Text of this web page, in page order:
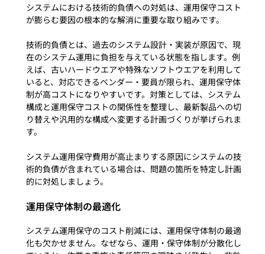
システムにおける技術的負債への対処は、運用保守コスト
が膨らむ要因の根本的な解消に重要な取り組みです。
技術的負債とは、過去のシステム設計・実装が原因で、現
在のシステム運用に負担を与えている状態を指します。例
えば、古いハードウエアや特殊なソフトウエアを利用して
いると、対応できるベンダー・要員が限られ、運用保守体
制が高コストになりやすいです。対策としては、システム
構成と運用保守コストの関係性を整理し、最新製品への切
り替えや汎用的な構成へ変更する計画づくりが挙げられま
す。
システム運用保守費用が高止まりする原因にシステムの技
術的負債が含まれている場合は、問題の箇所を特定し計画
運用保守体制の最適化
システム運用保守のコスト削減には、運用保守体制の最適
化も欠かせません。なぜなら、運用・保守体制が分散化し